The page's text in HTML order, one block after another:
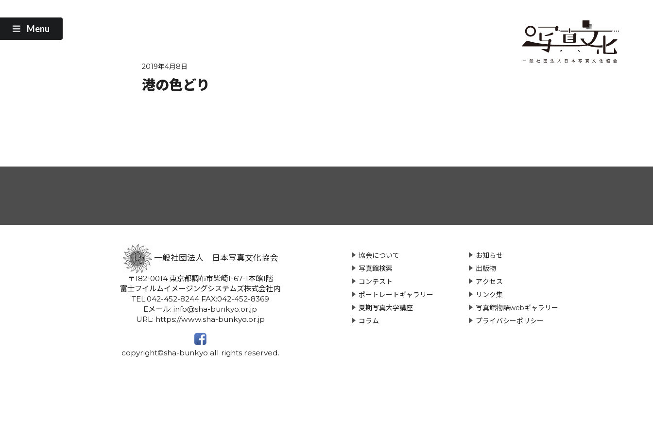
Menu
2019年4月8日
港の色どり
協会について
写真館検索
コンテスト
ポートレートギャラリー
夏期写真大学講座
コラム
お知らせ
出版物
アクセス
リンク集
写真館物語webギャラリー
プライバシーポリシー
一般社団法人 日本写真文化協会
〒182-0014 東京都調布市柴崎1-67-1本館1階
富士フイルムイメージングシステムズ株式会社内
TEL:042-452-8244 FAX:042-452-8369
Eメール: info@sha-bunkyo.or.jp
URL: https://www.sha-bunkyo.or.jp
copyright©sha-bunkyo all rights reserved.